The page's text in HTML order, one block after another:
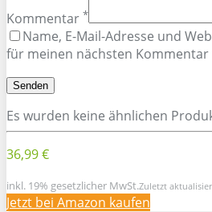
Kommentar *
Name, E-Mail-Adresse und
für meinen nächsten Kommentar
Es wurden keine ähnlichen
36,99 €
inkl. 19% gesetzlicher MwSt.Zuletzt
Jetzt bei Amazon kaufen